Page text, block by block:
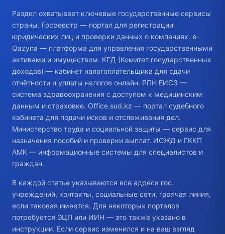
Раздел охватывает ключевые государственные сервисы
страны. Госреестр — портал для регистрации
юридических лиц и проверки данных о компаниях. e-
Qazyna — платформа для управления государственными
активами и имуществом. КГД (Комитет государственных
доходов) — кабинет налогоплательщика для сдачи
отчётности и уплаты налогов онлайн. РПН ЕИСЗ —
система здравоохранения с доступом к медицинским
данным и страховке. Office.sud.kz — портал судебного
кабинета для подачи исков и отслеживания дел.
Министерство труда и социальной защиты — сервис для
назначения пособий и проверки выплат. ИСЖД и ГККП
АМК — информационные системы для специалистов и
граждан.
В каждой статье указываются все адреса гос.
учреждений, контакты, социальные сети, горячая линия,
если таковая имеется. Для некоторых порталов
потребуется ЭЦП или ИИН — это также указано в
инструкции. Если сервис изменился и на ваш взгляд